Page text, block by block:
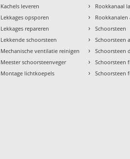
Kachels leveren
Lekkages opsporen
Lekkages repareren
Lekkende schoorsteen
Mechanische ventilatie reinigen
Meester schoorsteenveger
Montage lichtkoepels
› Rookkanaal
› Rookkanalen
› Schoorsteen
› Schoorsteen
› Schoorsteen
› Schoorsteen
› Schoorsteen